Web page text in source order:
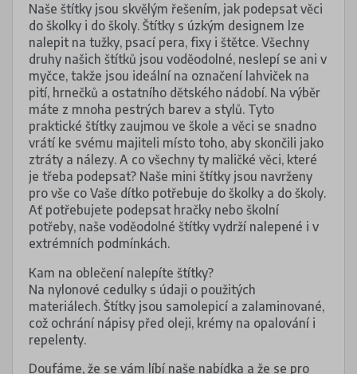
Naše štítky jsou skvělým řešením, jak podepsat věci
do školky i do školy. Štítky s úzkým designem lze
nalepit na tužky, psací pera, fixy i štětce. Všechny
druhy našich štítků jsou voděodolné, neslepí se ani v
myčce, takže jsou ideální na označení lahviček na
pití, hrnečků a ostatního dětského nádobí. Na výběr
máte z mnoha pestrých barev a stylů. Tyto
praktické štítky zaujmou ve škole a věci se snadno
vrátí ke svému majiteli místo toho, aby skončili jako
ztráty a nálezy. A co všechny ty maličké věci, které
je třeba podepsat? Naše mini štítky jsou navrženy
pro vše co Vaše dítko potřebuje do školky a do školy.
Ať potřebujete podepsat hračky nebo školní
potřeby, naše voděodolné štítky vydrží nalepené i v
extrémních podmínkách.
Kam na oblečení nalepíte štítky?
Na nylonové cedulky s údaji o použitých
materiálech. Štítky jsou samolepicí a zalaminované,
což ochrání nápisy před oleji, krémy na opalování i
repelenty.
Doufáme, že se vám líbí naše nabídka a že se pro